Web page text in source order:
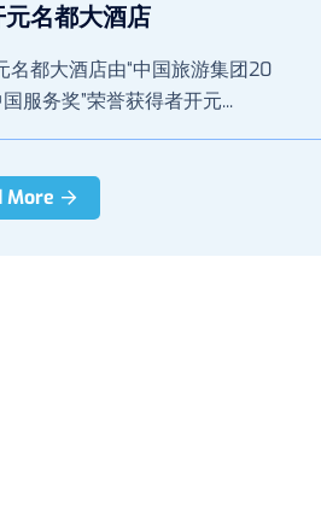
名都大酒店
名都大酒店由“中国旅游集团20
国服务奖”荣誉获得者开元...
More